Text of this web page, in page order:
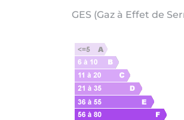
GES (Gaz à Effet de